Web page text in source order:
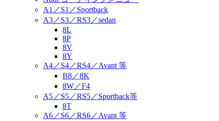
A1／S1／Sportback
A3／S3／RS3／sedan
8L
8P
8V
8Y
A4／S4／RS4／Avant 等
B8／8K
8W／F4
A5／S5／RS5／Sportback等
8T
A6／S6／RS6／Avant 等